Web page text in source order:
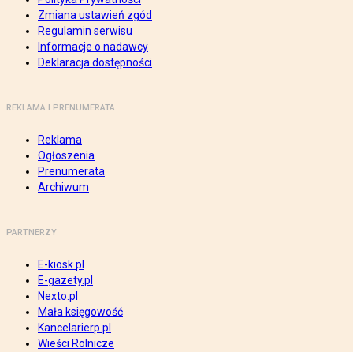
Zmiana ustawień zgód
Regulamin serwisu
Informacje o nadawcy
Deklaracja dostępności
REKLAMA I PRENUMERATA
Reklama
Ogłoszenia
Prenumerata
Archiwum
PARTNERZY
E-kiosk.pl
E-gazety.pl
Nexto.pl
Mała księgowość
Kancelarierp.pl
Wieści Rolnicze